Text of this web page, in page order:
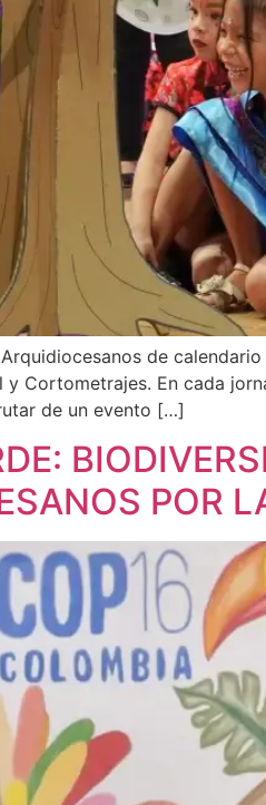
de
Cortometrajes. En cada
de un evento […]
POR